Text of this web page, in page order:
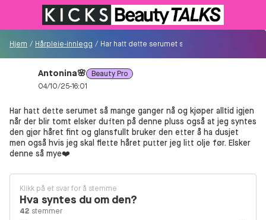
Tilbake til butikken
Besøkende
Logg inn/Registrer deg
👋Ny i communityet? Oppdag hvordan du kommer i
gang her!
Hjem / Hårpleie-innlegg / Har hatt dette serumet så mange ganger nå
Antonina🌸
Beauty Pro
04/10/25-16:01
Har hatt dette serumet så mange ganger nå og kjøper alltid igjen
når der blir tomt elsker duften på denne pluss også at jeg syntes
den gjør håret fint og glansfullt bruker den etter å ha dusjet
men også hvis jeg skal flette håret putter jeg litt olje før. Elsker
denne så mye❤️
Klikk på et svar for å stemme
Hva syntes du om den?
42 stemmer